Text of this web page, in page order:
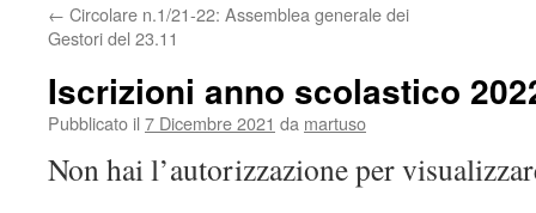
← Circolare n.1/21-22: Assemblea generale dei
Gestori del 23.11
Iscrizioni anno scolastico
Pubblicato il 7 Dicembre 2021 da martuso
Non hai l’autorizzazione per